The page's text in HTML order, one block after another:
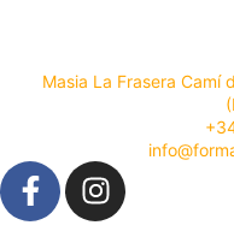
Masia La Frasera Camí